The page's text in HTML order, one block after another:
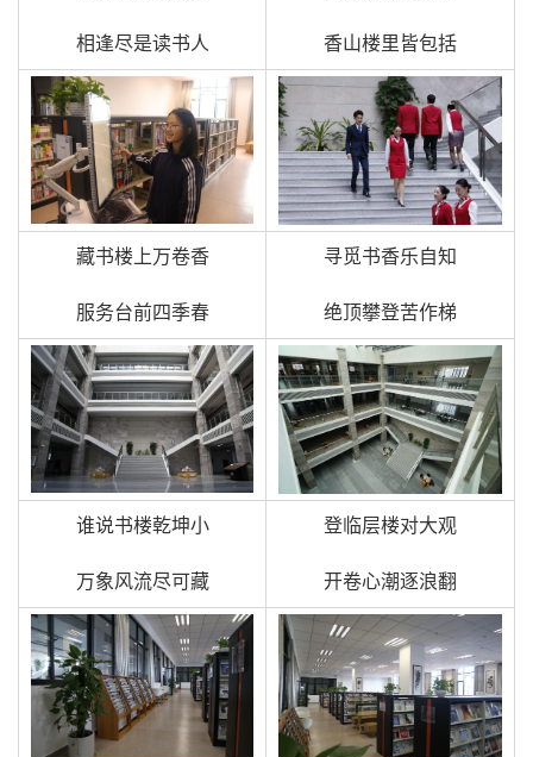
相逢尽是读书人 香山楼里皆包括
藏书楼上万卷香
服务台前四季春
寻觅书香乐自知
绝顶攀登苦作梯
谁说书楼乾坤小
万象风流尽可藏
登临层楼对大观
开卷心潮逐浪翻